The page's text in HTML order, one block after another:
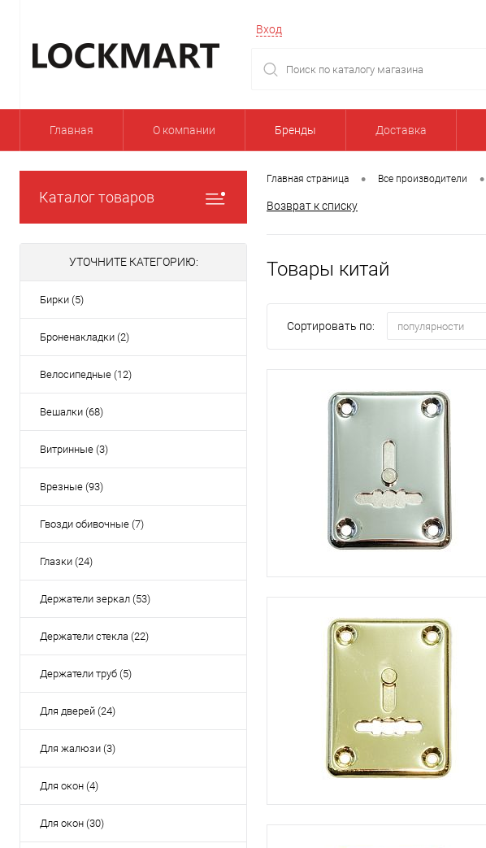
Вход
Главная О компании Бренды Доставка
Каталог товаров
УТОЧНИТЕ КАТЕГОРИЮ:
Бирки (5)
Броненакладки (2)
Велосипедные (12)
Вешалки (68)
Витринные (3)
Врезные (93)
Гвозди обивочные (7)
Глазки (24)
Держатели зеркал (53)
Держатели стекла (22)
Держатели труб (5)
Для дверей (24)
Для жалюзи (3)
Для окон (4)
Для окон (30)
Главная страница • Все производители •
Возврат к списку
Товары китай
Сортировать по: популярности